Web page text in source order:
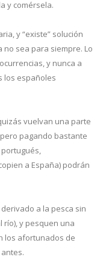
y comérsela.
y “existe” solución
sea para siempre. Lo
y nunca a
los españoles
vuelvan una parte
pagando bastante
a España) podrán
a la pesca sin
río), y pesquen una
los afortunados de